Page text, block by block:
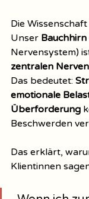
Die
Unser Bauchhirn
Nervensystem)
zentralen
Das bedeutet:
emotionale
Überforderung
Beschwerden
Das erklärt,
Klientinnen